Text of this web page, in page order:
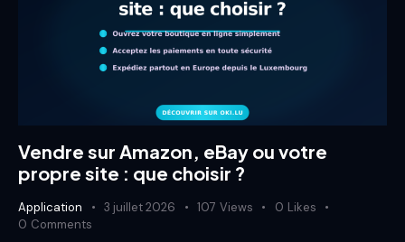
Vendre sur Amazon, eBay ou votre
propre site : que choisir ?
Application 3 juillet 2026 107 Views 0 Likes
0 Comments